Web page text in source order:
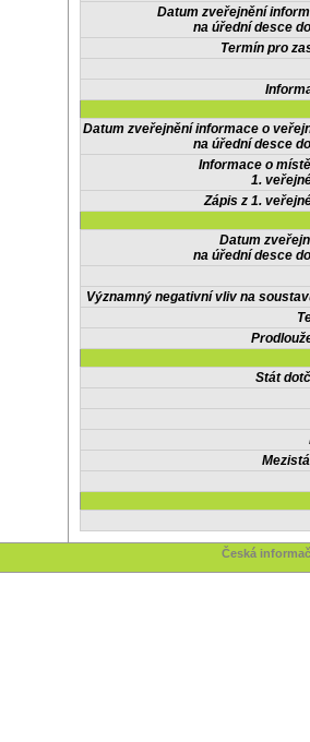
Datum zveřejnění
na úřední desce
Termín pro
Datum zveřejnění informace o
na úřední desce
Informace o
1.
Zápis z 1.
Datum
na úřední desce
Významný negativní vliv na
Stát
Česká